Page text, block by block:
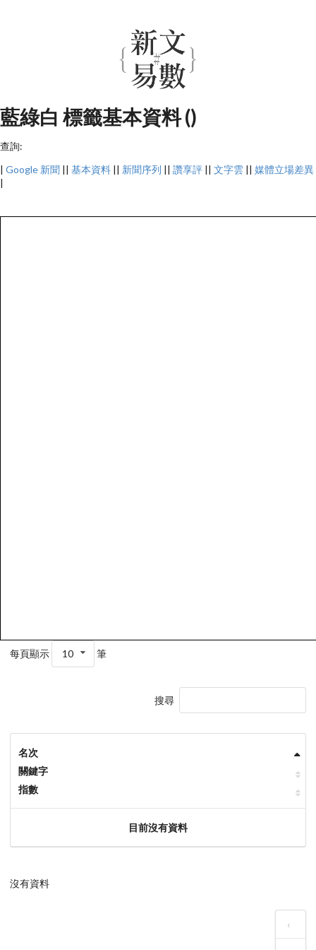
藍綠白 標籤基本資料 ()
查詢:
| Google 新聞 || 基本資料 || 新聞序列 || 讚享評 || 文字雲 || 媒體立場差異
|
每頁顯示 10 筆
搜尋
名次
關鍵字
指數
目前沒有資料
沒有資料
‹